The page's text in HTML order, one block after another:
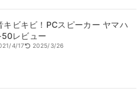
キビキビ！PCスピーカー ヤマハ
50レビュー
4/17 2025/3/26